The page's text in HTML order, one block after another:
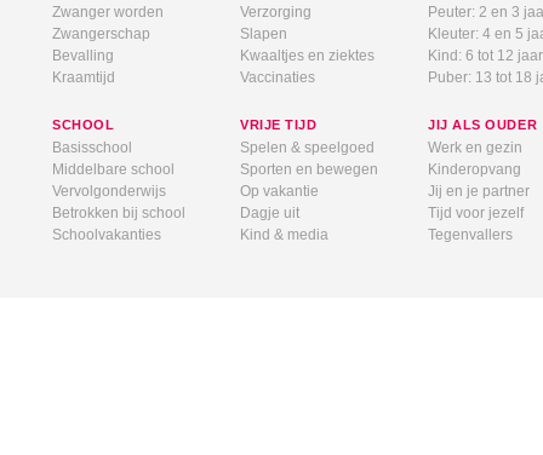
Zwanger worden
Zwangerschap
Bevalling
Kraamtijd
Verzorging
Slapen
Kwaaltjes en ziektes
Vaccinaties
Peuter: 2 en 3
Kleuter: 4 en 5
Kind: 6 tot 12 jaar
Puber: 13 tot 18
SCHOOL
Basisschool
Middelbare school
Vervolgonderwijs
Betrokken bij school
Schoolvakanties
VRIJE TIJD
Spelen & speelgoed
Sporten en bewegen
Op vakantie
Dagje uit
Kind & media
JIJ ALS OUDER
Werk en gezin
Kinderopvang
Jij en je partner
Tijd voor jezelf
Tegenvallers